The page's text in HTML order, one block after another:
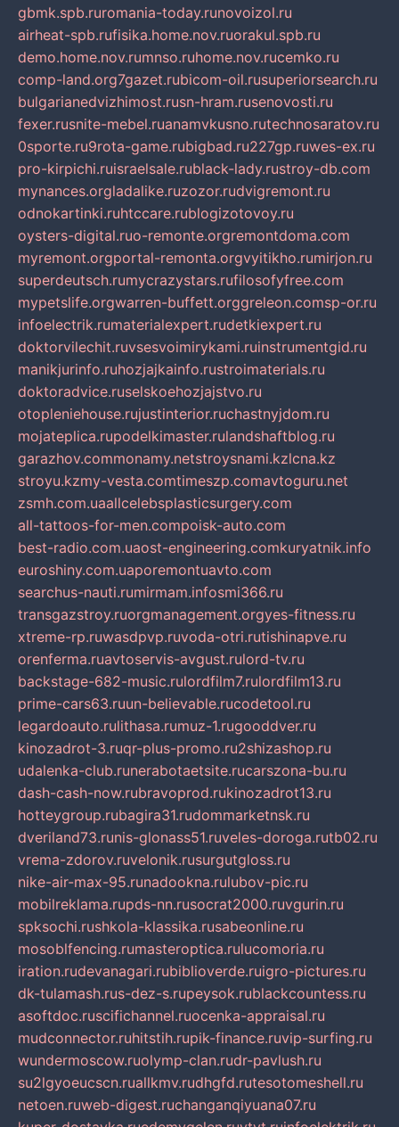
gbmk.spb.ruromania-today.runovoizol.ru
airheat-spb.rufisika.home.nov.ruorakul.spb.ru
demo.home.nov.rumnso.ruhome.nov.rucemko.ru
comp-land.org7gazet.rubicom-oil.rusuperiorsearch.ru
bulgarianedvizhimost.rusn-hram.rusenovosti.ru
fexer.rusnite-mebel.ruanamvkusno.rutechnosaratov.ru
0sporte.ru9rota-game.rubigbad.ru227gp.ruwes-ex.ru
pro-kirpichi.ruisraelsale.rublack-lady.rustroy-db.com
mynances.orgladalike.ruzozor.rudvigremont.ru
odnokartinki.ruhtccare.rublogizotovoy.ru
oysters-digital.ruo-remonte.orgremontdoma.com
myremont.orgportal-remonta.orgvyitikho.rumirjon.ru
superdeutsch.rumycrazystars.rufilosofyfree.com
mypetslife.orgwarren-buffett.orggreleon.comsp-or.ru
infoelectrik.rumaterialexpert.rudetkiexpert.ru
doktorvilechit.ruvsesvoimirykami.ruinstrumentgid.ru
manikjurinfo.ruhozjajkainfo.rustroimaterials.ru
doktoradvice.ruselskoehozjajstvo.ru
otopleniehouse.rujustinterior.ruchastnyjdom.ru
mojateplica.rupodelkimaster.rulandshaftblog.ru
garazhov.commonamy.netstroysnami.kzlcna.kz
stroyu.kzmy-vesta.comtimeszp.comavtoguru.net
zsmh.com.uaallcelebsplasticsurgery.com
all-tattoos-for-men.compoisk-auto.com
best-radio.com.uaost-engineering.comkuryatnik.info
euroshiny.com.uaporemontuavto.com
searchus-nauti.rumirmam.infosmi366.ru
transgazstroy.ruorgmanagement.orgyes-fitness.ru
xtreme-rp.ruwasdpvp.ruvoda-otri.rutishinapve.ru
orenferma.ruavtoservis-avgust.rulord-tv.ru
backstage-682-music.rulordfilm7.rulordfilm13.ru
prime-cars63.ruun-believable.rucodetool.ru
legardoauto.rulithasa.rumuz-1.rugooddver.ru
kinozadrot-3.ruqr-plus-promo.ru2shizashop.ru
udalenka-club.runerabotaetsite.rucarszona-bu.ru
dash-cash-now.rubravoprod.rukinozadrot13.ru
hotteygroup.rubagira31.rudommarketnsk.ru
dveriland73.runis-glonass51.ruveles-doroga.rutb02.ru
vrema-zdorov.ruvelonik.rusurgutgloss.ru
nike-air-max-95.runadookna.rulubov-pic.ru
mobilreklama.rupds-nn.rusocrat2000.ruvgurin.ru
spksochi.rushkola-klassika.rusabeonline.ru
mosoblfencing.rumasteroptica.rulucomoria.ru
iration.rudevanagari.rubiblioverde.ruigro-pictures.ru
dk-tulamash.rus-dez-s.rupeysok.rublackcountess.ru
asoftdoc.ruscifichannel.ruocenka-appraisal.ru
mudconnector.ruhitstih.rupik-finance.ruvip-surfing.ru
wundermoscow.ruolymp-clan.rudr-pavlush.ru
su2lgyoeucscn.ruallkmv.rudhgfd.rutesotomeshell.ru
netoen.ruweb-digest.ruchanganqiyuana07.ru